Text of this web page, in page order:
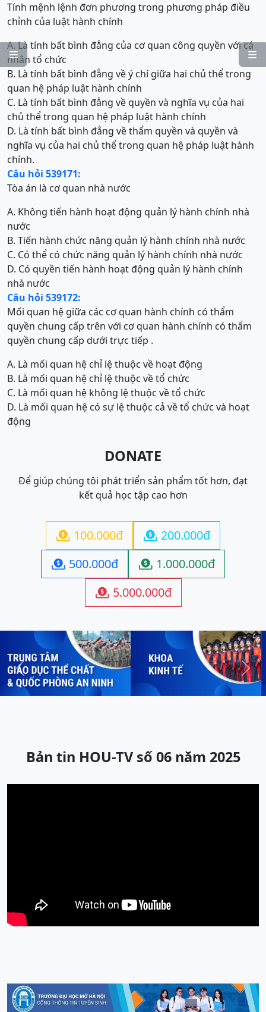


Tính mệnh lệnh đơn phương trong phương pháp điều
chỉnh của luật hành chính
A. Là tính bất bình đẳng của cơ quan công quyền với cá
nhân tổ chức
B. Là tính bất bình đẳng về ý chí giữa hai chủ thể trong
quan hệ pháp luật hành chính
C. Là tính bất bình đẳng về quyền và nghĩa vụ của hai
chủ thể trong quan hệ pháp luật hành chính
D. Là tính bất bình đẳng về thẩm quyền và quyền và
nghĩa vụ của hai chủ thể trong quan hệ pháp luật hành
chính.
Câu hỏi 539171:
Tòa án là cơ quan nhà nước
A. Không tiến hành hoạt động quản lý hành chính nhà
nước
B. Tiến hành chức năng quản lý hành chính nhà nước
C. Có thể có chức năng quản lý hành chính nhà nước
D. Có quyền tiến hành hoạt động quản lý hành chính
nhà nước
Câu hỏi 539172:
Mối quan hệ giữa các cơ quan hành chính có thẩm
quyền chung cấp trên với cơ quan hành chính có thẩm
quyền chung cấp dưới trực tiếp .
A. Là mối quan hệ chỉ lệ thuộc về hoạt động
B. Là mối quan hệ chỉ lệ thuộc về tổ chức
C. Là mối quan hệ không lệ thuộc về tổ chức
D. Là mối quan hệ có sự lệ thuộc cả về tổ chức và hoạt
động
DONATE
Để giúp chúng tôi phát triển sản phẩm tốt hơn, đạt
kết quả học tập cao hơn
 100.000đ  200.000đ
 500.000đ  1.000.000đ
 5.000.000đ
Previous Next
Bản tin HOU-TV số 06 năm 2025